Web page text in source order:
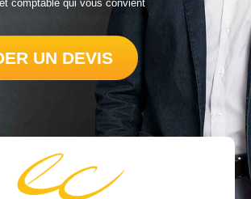
comptable qui vous convient
UN DEVIS